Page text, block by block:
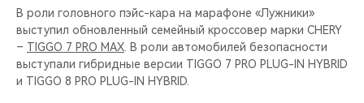
В роли головного пэйс-кара на марафоне «Лужники»
выступил обновленный семейный кроссовер марки CHERY
– TIGGO 7 PRO MAX . В роли автомобилей безопасности
выступали гибридные версии TIGGO 7 PRO PLUG-IN HYBRID
и TIGGO 8 PRO PLUG-IN HYBRID.